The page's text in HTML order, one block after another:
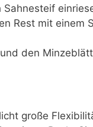
Rest mit einem
den
große